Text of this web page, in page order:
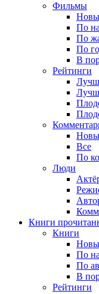
Фильмы
По
По
По
В
Рейтинги
Все
По
Люди
Книги
Книги
По
По
В
Рейтинги